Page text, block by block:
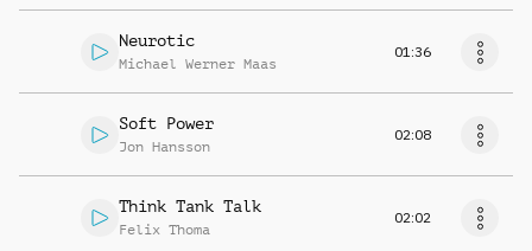
Neurotic
Michael Werner Maas
01:36
Soft Power
Jon Hansson
02:08
Think Tank Talk
Felix Thoma
02:02